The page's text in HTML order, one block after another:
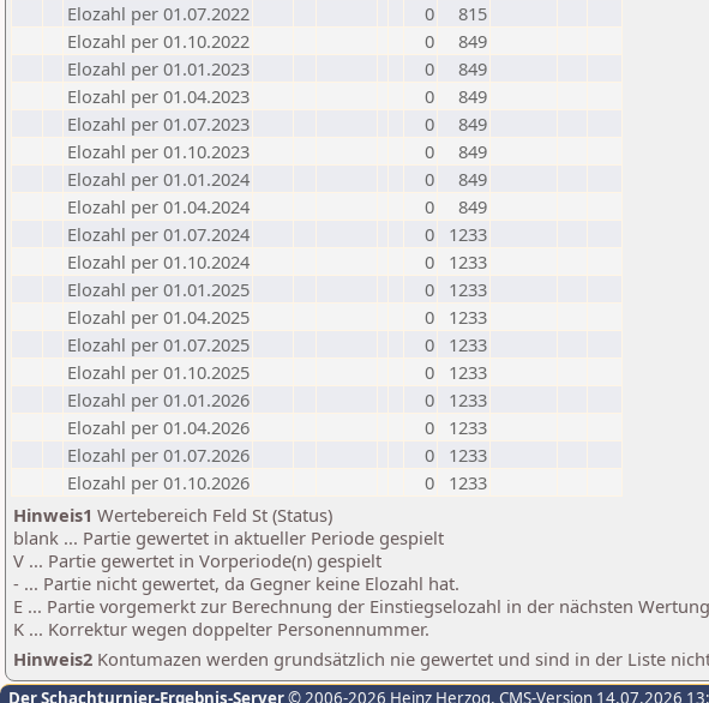
Elozahl per 01.07.2022
0
815
Elozahl per 01.10.2022
0
849
Elozahl per 01.01.2023
0
849
Elozahl per 01.04.2023
0
849
Elozahl per 01.07.2023
0
849
Elozahl per 01.10.2023
0
849
Elozahl per 01.01.2024
0
849
Elozahl per 01.04.2024
0
849
Elozahl per 01.07.2024
0
1233
Elozahl per 01.10.2024
0
1233
Elozahl per 01.01.2025
0
1233
Elozahl per 01.04.2025
0
1233
Elozahl per 01.07.2025
0
1233
Elozahl per 01.10.2025
0
1233
Elozahl per 01.01.2026
0
1233
Elozahl per 01.04.2026
0
1233
Elozahl per 01.07.2026
0
1233
Elozahl per 01.10.2026
0
1233
Hinweis1 Wertebereich Feld St (Status)
blank ... Partie gewertet in aktueller Periode gespielt
V ... Partie gewertet in Vorperiode(n) gespielt
- ... Partie nicht gewertet, da Gegner keine Elozahl hat.
E ... Partie vorgemerkt zur Berechnung der Einstiegselozahl in der nächsten
K ... Korrektur wegen doppelter Personennummer.
Hinweis2 Kontumazen werden grundsätzlich nie gewertet und sind in der Liste
Der Schachturnier-Ergebnis-Server© 2006-2026 Heinz Herzog, CMS-Version 14.07.2026